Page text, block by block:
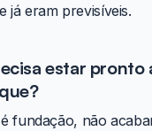
já eram previsíveis.
estar pronto
fundação, não